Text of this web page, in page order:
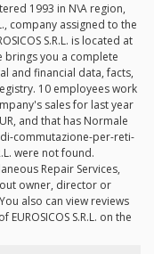
1993 in N\A region,
company assigned to the
S.R.L. is located at
brings you a complete
and financial data, facts,
10 employees work
sales for last year
and that has Normale
commutazione-per-reti-
were not found.
Repair Services,
owner, director or
also can view reviews
S.R.L. on the